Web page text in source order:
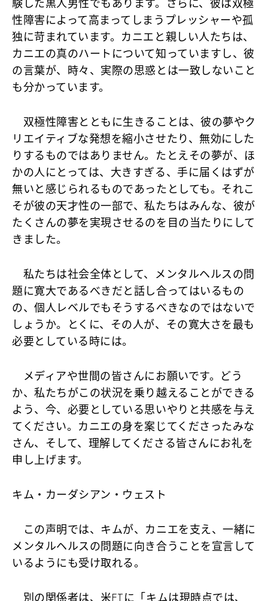
験した黒人男性でもあります。さらに、彼は双極
性障害によって高まってしまうプレッシャーや孤
独に苛まれています。カニエと親しい人たちは、
カニエの真のハートについて知っていますし、彼
の言葉が、時々、実際の思惑とは一致しないこと
も分かっています。
双極性障害とともに生きることは、彼の夢やク
リエイティブな発想を縮小させたり、無効にした
りするものではありません。たとえその夢が、ほ
かの人にとっては、大きすぎる、手に届くはずが
無いと感じられるものであったとしても。それこ
そが彼の天才性の一部で、私たちはみんな、彼が
たくさんの夢を実現させるのを目の当たりにして
きました。
私たちは社会全体として、メンタルヘルスの問
題に寛大であるべきだと話し合ってはいるもの
の、個人レベルでもそうするべきなのではないで
しょうか。とくに、その人が、その寛大さを最も
必要としている時には。
メディアや世間の皆さんにお願いです。どう
か、私たちがこの状況を乗り越えることができる
よう、今、必要としている思いやりと共感を与え
てください。カニエの身を案じてくださったみな
さん、そして、理解してくださる皆さんにお礼を
申し上げます。
キム・カーダシアン・ウェスト
この声明では、キムが、カニエを支え、一緒に
メンタルヘルスの問題に向き合うことを宣言して
いるようにも受け取れる。
別の関係者は、米ETに「キムは現時点では、